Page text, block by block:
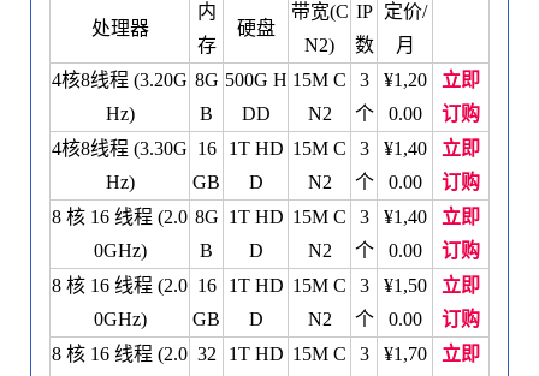
处理器
内
存
硬盘
带宽(C
N2)
IP
数
定价/
月
4核8线程 (3.20G
Hz)
8G
B
500G H
DD
15M C
N2
3
个
¥1,20
0.00
立即
订购
4核8线程 (3.30G
Hz)
16
GB
1T HD
D
15M C
N2
3
个
¥1,40
0.00
立即
订购
8 核 16 线程 (2.0
0GHz)
8G
B
1T HD
D
15M C
N2
3
个
¥1,40
0.00
立即
订购
8 核 16 线程 (2.0
0GHz)
16
GB
1T HD
D
15M C
N2
3
个
¥1,50
0.00
立即
订购
8 核 16 线程 (2.0 32
1T HD 15M C
3
¥1,70
立即